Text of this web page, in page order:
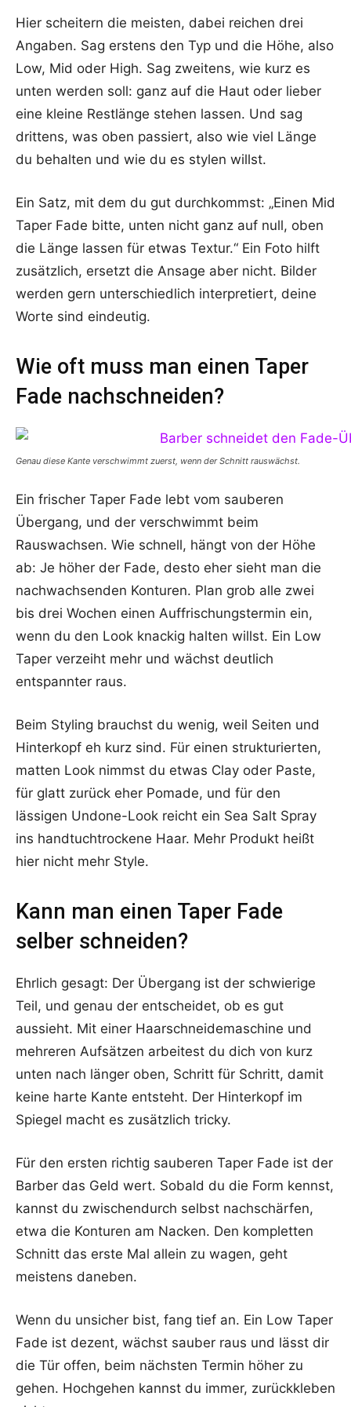
Hier scheitern die meisten, dabei reichen drei
Angaben. Sag erstens den Typ und die Höhe, also
Low, Mid oder High. Sag zweitens, wie kurz es
unten werden soll: ganz auf die Haut oder lieber
eine kleine Restlänge stehen lassen. Und sag
drittens, was oben passiert, also wie viel Länge
du behalten und wie du es stylen willst.
Ein Satz, mit dem du gut durchkommst: „Einen Mid
Taper Fade bitte, unten nicht ganz auf null, oben
die Länge lassen für etwas Textur.“ Ein Foto hilft
zusätzlich, ersetzt die Ansage aber nicht. Bilder
werden gern unterschiedlich interpretiert, deine
Worte sind eindeutig.
Wie oft muss man einen Taper
Fade nachschneiden?
Genau diese Kante verschwimmt zuerst, wenn der Schnitt rauswächst.
Ein frischer Taper Fade lebt vom sauberen
Übergang, und der verschwimmt beim
Rauswachsen. Wie schnell, hängt von der Höhe
ab: Je höher der Fade, desto eher sieht man die
nachwachsenden Konturen. Plan grob alle zwei
bis drei Wochen einen Auffrischungstermin ein,
wenn du den Look knackig halten willst. Ein Low
Taper verzeiht mehr und wächst deutlich
entspannter raus.
Beim Styling brauchst du wenig, weil Seiten und
Hinterkopf eh kurz sind. Für einen strukturierten,
matten Look nimmst du etwas Clay oder Paste,
für glatt zurück eher Pomade, und für den
lässigen Undone-Look reicht ein Sea Salt Spray
ins handtuchtrockene Haar. Mehr Produkt heißt
hier nicht mehr Style.
Kann man einen Taper Fade
selber schneiden?
Ehrlich gesagt: Der Übergang ist der schwierige
Teil, und genau der entscheidet, ob es gut
aussieht. Mit einer Haarschneidemaschine und
mehreren Aufsätzen arbeitest du dich von kurz
unten nach länger oben, Schritt für Schritt, damit
keine harte Kante entsteht. Der Hinterkopf im
Spiegel macht es zusätzlich tricky.
Für den ersten richtig sauberen Taper Fade ist der
Barber das Geld wert. Sobald du die Form kennst,
kannst du zwischendurch selbst nachschärfen,
etwa die Konturen am Nacken. Den kompletten
Schnitt das erste Mal allein zu wagen, geht
meistens daneben.
Wenn du unsicher bist, fang tief an. Ein Low Taper
Fade ist dezent, wächst sauber raus und lässt dir
die Tür offen, beim nächsten Termin höher zu
gehen. Hochgehen kannst du immer, zurückkleben